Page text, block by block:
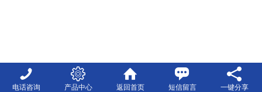
电话咨询 产品中心 返回首页 短信留言 一键分享